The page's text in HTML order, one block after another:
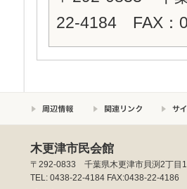
22-4184 FAX：
木更津市民会館
〒292-0833 千葉県木更津市貝渕2丁目
TEL: 0438-22-4184 FAX:0438-22-4186